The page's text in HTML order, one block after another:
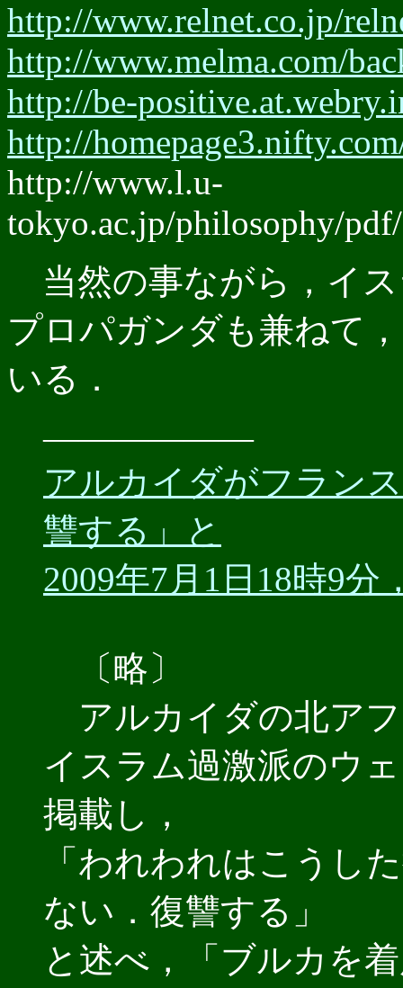
http://www.relnet.co.jp/
http://www.melma.com/
http://be-
http://
http://www.l.u-
tokyo.ac.jp/philosophy/
当然の事ながら，イ
プロパガンダも兼ねて
いる．
――――――
アルカイダがフラン
讐する」と
2009年7月1日18時9分
〔略〕
アルカイダの北ア
イスラム過激派のウ
掲載し，
「われわれはこうし
ない．復讐する」
と述べ，「ブルカを